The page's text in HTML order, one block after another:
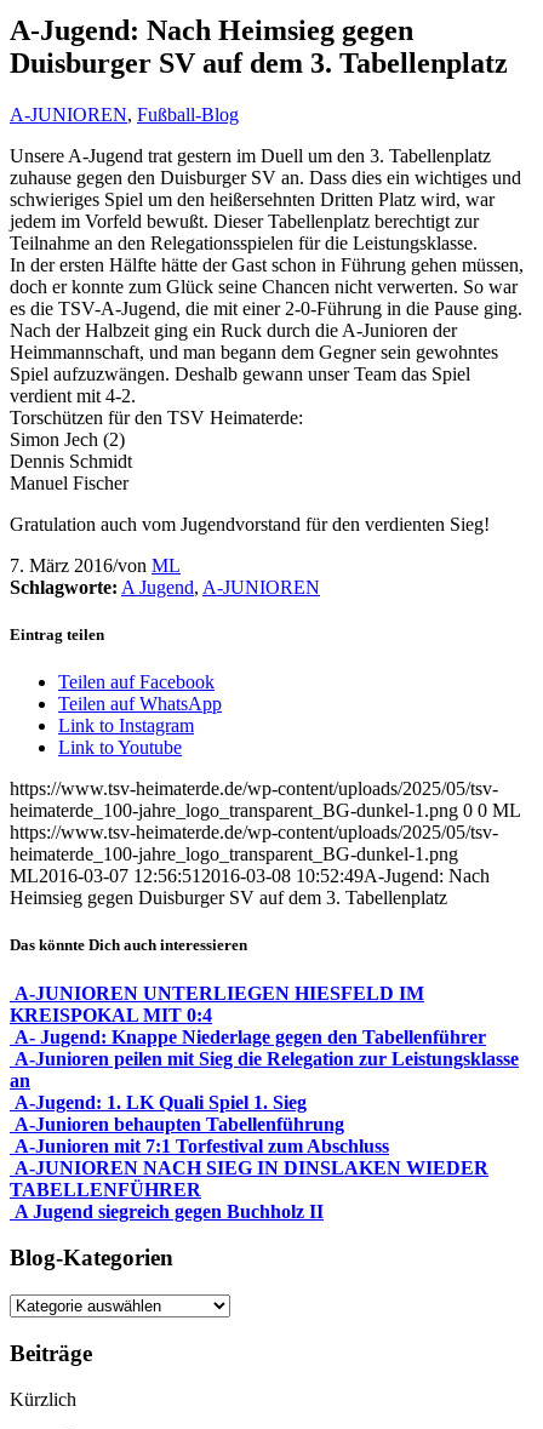
A-Jugend: Nach Heimsieg gegen
Duisburger SV auf dem 3. Tabellenplatz
A-JUNIOREN, Fußball-Blog
Unsere A-Jugend trat gestern im Duell um den 3. Tabellenplatz
zuhause gegen den Duisburger SV an. Dass dies ein wichtiges und
schwieriges Spiel um den heißersehnten Dritten Platz wird, war
jedem im Vorfeld bewußt. Dieser Tabellenplatz berechtigt zur
Teilnahme an den Relegationsspielen für die Leistungsklasse.
In der ersten Hälfte hätte der Gast schon in Führung gehen müssen,
doch er konnte zum Glück seine Chancen nicht verwerten. So war
es die TSV-A-Jugend, die mit einer 2-0-Führung in die Pause ging.
Nach der Halbzeit ging ein Ruck durch die A-Junioren der
Heimmannschaft, und man begann dem Gegner sein gewohntes
Spiel aufzuzwängen. Deshalb gewann unser Team das Spiel
verdient mit 4-2.
Torschützen für den TSV Heimaterde:
Simon Jech (2)
Dennis Schmidt
Manuel Fischer
Gratulation auch vom Jugendvorstand für den verdienten Sieg!
7. März 2016/von ML
Schlagworte: A Jugend, A-JUNIOREN
Eintrag teilen
Teilen auf Facebook
Teilen auf WhatsApp
Link to Instagram
Link to Youtube
https://www.tsv-heimaterde.de/wp-content/uploads/2025/05/tsv-
heimaterde_100-jahre_logo_transparent_BG-dunkel-1.png 0 0 ML
https://www.tsv-heimaterde.de/wp-content/uploads/2025/05/tsv-
heimaterde_100-jahre_logo_transparent_BG-dunkel-1.png
ML2016-03-07 12:56:51 2016-03-08 10:52:49A-Jugend: Nach
Heimsieg gegen Duisburger SV auf dem 3. Tabellenplatz
Das könnte Dich auch interessieren
A-JUNIOREN UNTERLIEGEN HIESFELD IM
KREISPOKAL MIT 0:4
A- Jugend: Knappe Niederlage gegen den Tabellenführer
A-Junioren peilen mit Sieg die Relegation zur Leistungsklasse
an
A-Jugend: 1. LK Quali Spiel 1. Sieg
A-Junioren behaupten Tabellenführung
A-Junioren mit 7:1 Torfestival zum Abschluss
A-JUNIOREN NACH SIEG IN DINSLAKEN WIEDER
TABELLENFÜHRER
A Jugend siegreich gegen Buchholz II
Blog-Kategorien
Blog-
Beiträge
Kürzlich